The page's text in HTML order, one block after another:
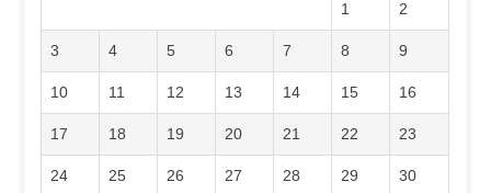
1 2
3 4 5 6 7 8 9
10 11 12 13 14 15 16
17 18 19 20 21 22 23
24 25 26 27 28 29 30